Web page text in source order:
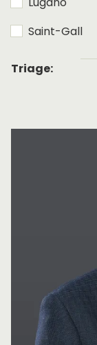
Saint-Gall
Triage: